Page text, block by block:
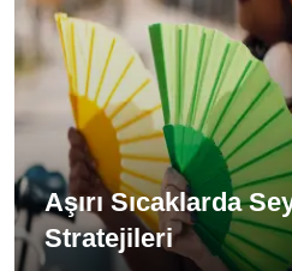
Aşırı Sıcaklarda
Stratejileri